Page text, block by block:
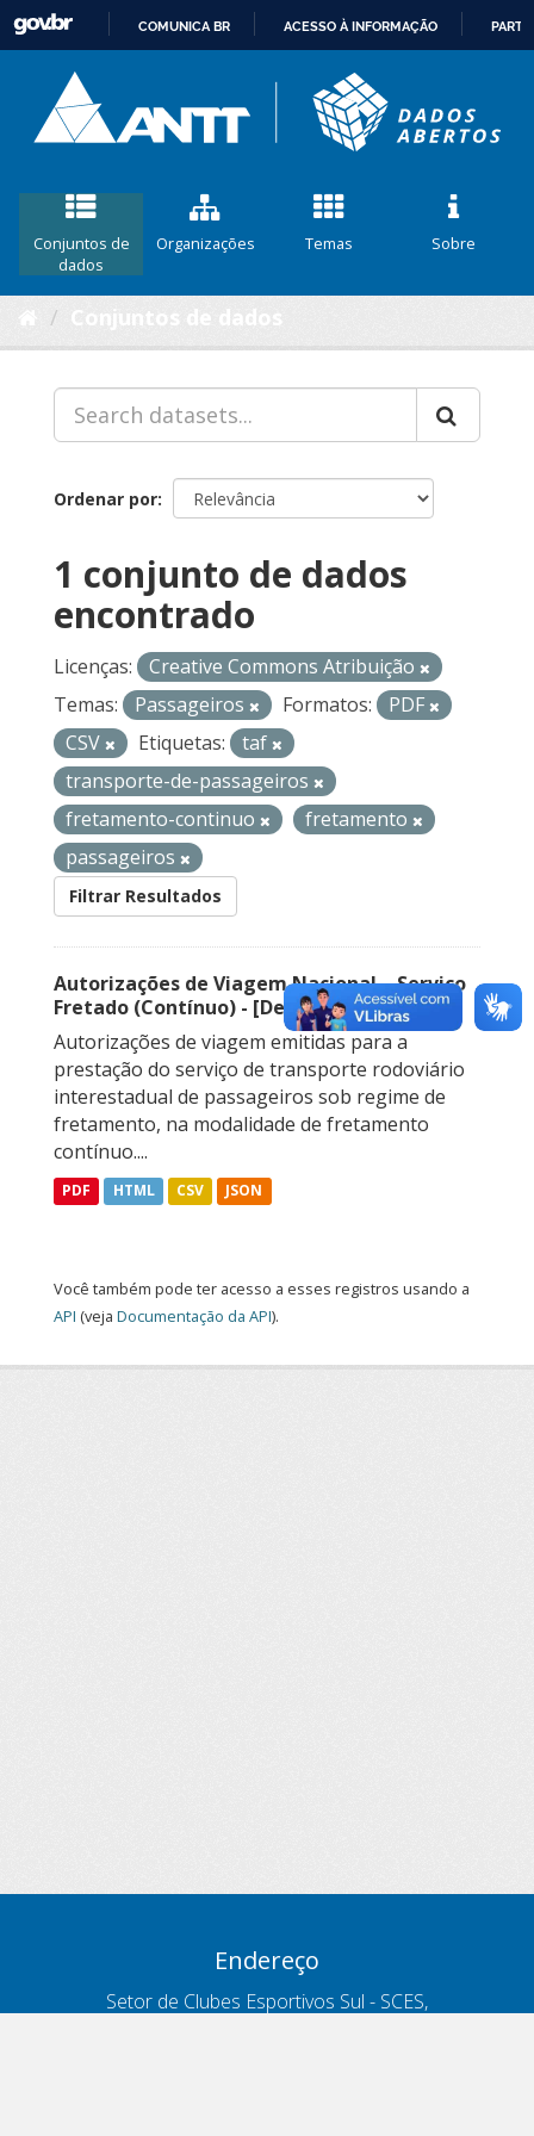
CONTEÚDO
COMUNICA BR ACESSO À INFORMAÇÃO
Conjuntos de
dados
Organizações Temas Sobre
Ordenar por
1 conjunto de dados
encontrado
Licenças:
Creative Commons Atribuição
Temas:
Passageiros Formatos:
PDF
CSV
Etiquetas:
taf
transporte-de-passageiros
fretamento-continuo
fretamento
passageiros
Filtrar Resultados
Autorizações de Viagem Nacional – Serviço
Fretado (Contínuo) - [Descontinuado]
Autorizações de viagem emitidas para a
prestação do serviço de transporte rodoviário
interestadual de passageiros sob regime de
fretamento, na modalidade de fretamento
contínuo....
PDF HTML CSV JSON
Você também pode ter acesso a esses registros usando a
API (veja Documentação da API).
Endereço
Setor de Clubes Esportivos Sul - SCES,